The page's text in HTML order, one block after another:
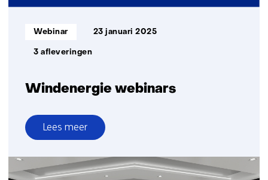
de
Windenergie webinars
Informatietype:
Webinar 23 januari 2025
3 afleveringen
Lees meer
over
Windenergie
webinars